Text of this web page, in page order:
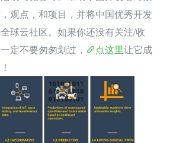
观点，和项目，并将中国优秀开发
球云社区。如果你还没有关注/收
定不要匆匆划过，
点这里让它成